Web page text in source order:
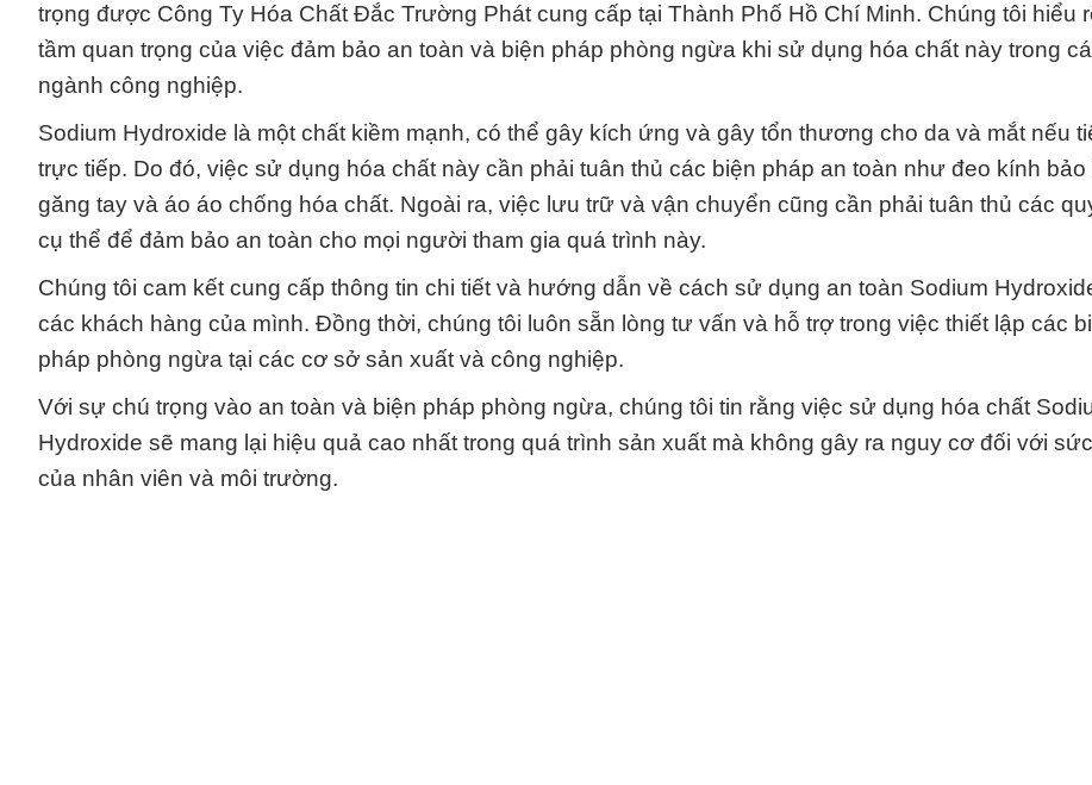
trọng được Công Ty Hóa Chất Đắc Trường Phát cung cấp tại Thành Phố Hồ Chí Minh. Chúng tôi hiểu
tầm quan trọng của việc đảm bảo an toàn và biện pháp phòng ngừa khi sử dụng hóa chất này trong
ngành công nghiệp.
Sodium Hydroxide là một chất kiềm mạnh, có thể gây kích ứng và gây tổn thương cho da và mắt nếu
trực tiếp. Do đó, việc sử dụng hóa chất này cần phải tuân thủ các biện pháp an toàn như đeo kính bảo
găng tay và áo áo chống hóa chất. Ngoài ra, việc lưu trữ và vận chuyển cũng cần phải tuân thủ các
cụ thể để đảm bảo an toàn cho mọi người tham gia quá trình này.
Chúng tôi cam kết cung cấp thông tin chi tiết và hướng dẫn về cách sử dụng an toàn Sodium
các khách hàng của mình. Đồng thời, chúng tôi luôn sẵn lòng tư vấn và hỗ trợ trong việc thiết lập các
pháp phòng ngừa tại các cơ sở sản xuất và công nghiệp.
Với sự chú trọng vào an toàn và biện pháp phòng ngừa, chúng tôi tin rằng việc sử dụng hóa chất
Hydroxide sẽ mang lại hiệu quả cao nhất trong quá trình sản xuất mà không gây ra nguy cơ đối với
của nhân viên và môi trường.